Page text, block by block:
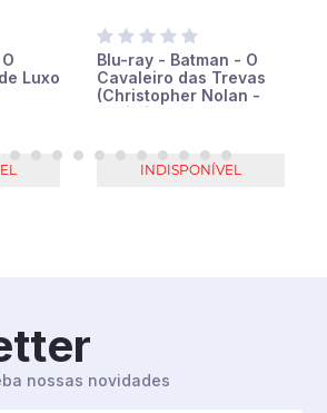
Luxo
Blu-ray - Batman - O
Cavaleiro das Trevas
(Christopher Nolan -
Christian Bale -
Ledger - Morgan
Freeman - Maggie
INDISPONÍVEL
nossas novidades